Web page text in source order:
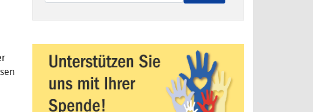
Wenn die Ergebnisse der automatischen Vervollständigung